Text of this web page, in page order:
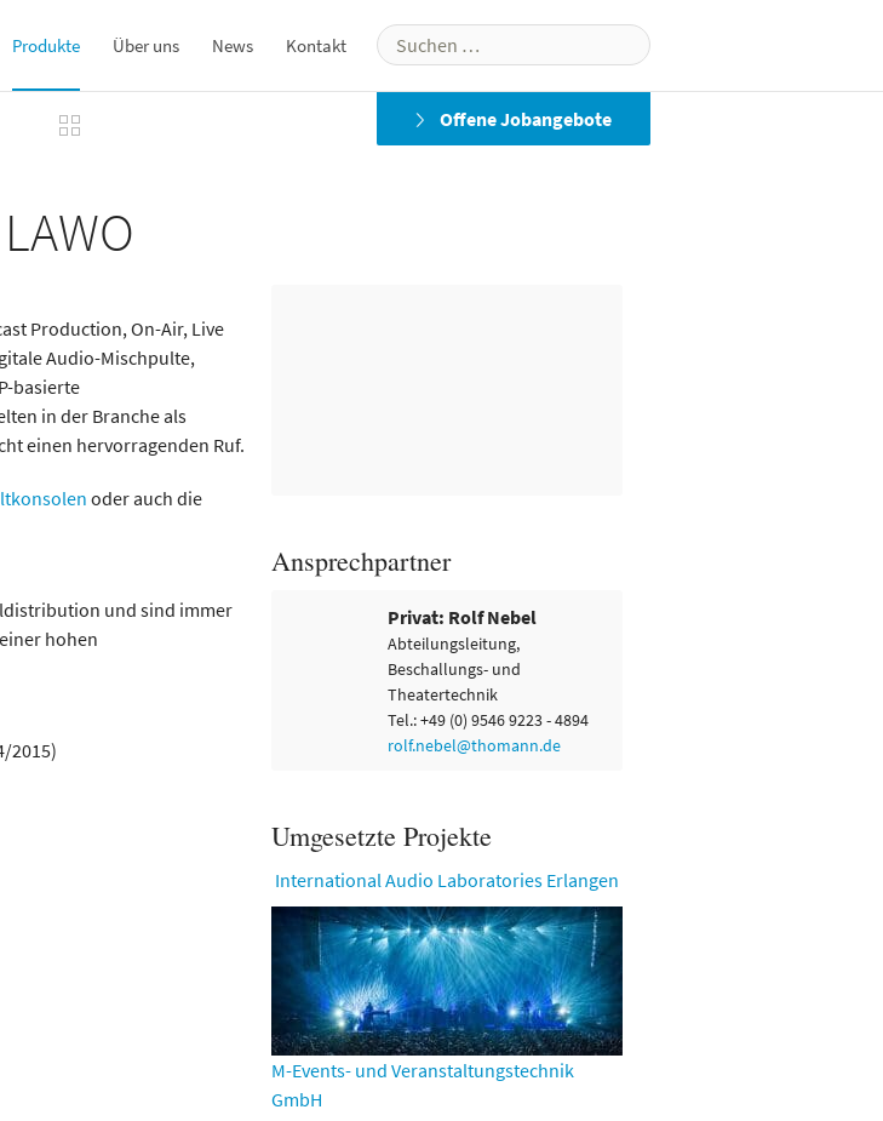
Suchen
nach:
Offene Jobangebote
Produkte Über uns News Kontakt
MA Lighting
LAWO
Production, On-Air, Live
Audio-Mischpulte,
basierte
in der Branche als
einen hervorragenden Ruf.
oder auch die
und sind immer
hohen
2015)
Ansprechpartner
Privat: Rolf Nebel
Abteilungsleitung,
Beschallungs- und
Theatertechnik
Tel.: +49 (0) 9546 9223 - 4894
rolf.nebel@thomann.de
Umgesetzte Projekte
International Audio Laboratories Erlangen
M-Events- und Veranstaltungstechnik
GmbH